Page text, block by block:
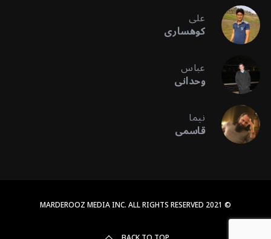
علی
کوهساری
عباس
وحدانی
نیما
قاسمی
© 2021 MARDEROOZ MEDIA INC. ALL RIGHTS RESERVED